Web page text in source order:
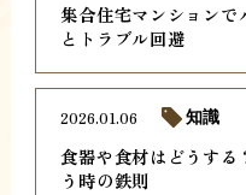
集合住宅マンションで
とトラブル回避
食器や食材はどうする
う時の鉄則
2026.01.06 知識